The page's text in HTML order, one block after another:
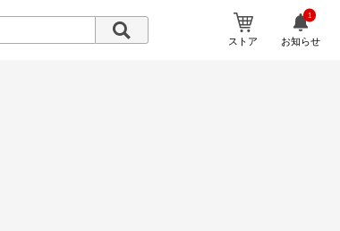
ストア
1
お知らせ